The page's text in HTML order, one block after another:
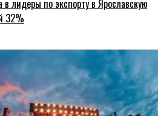
в лидеры по экспорту в Ярославскую
32%